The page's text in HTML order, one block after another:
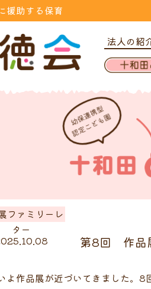
援助する保育
法人の紹
ファミリーレ
ター
第8回 作品
よ作品展が近づいてきました。8